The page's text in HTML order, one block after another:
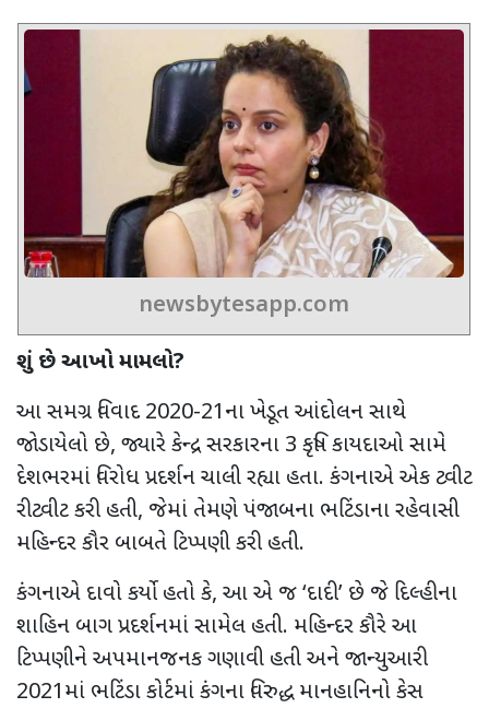
newsbytesapp.com
શું છે આખો મામલો?
આ સમગ્ર વિવાદ 2020-21ના ​​ખેડૂત આંદોલન સાથે
જોડાયેલો છે, જ્યારે કેન્દ્ર સરકારના 3 કૃષિ કાયદાઓ સામે
દેશભરમાં વિરોધ પ્રદર્શન ચાલી રહ્યા હતા. કંગનાએ એક ટ્વીટ
રીટ્વીટ કરી હતી, જેમાં તેમણે પંજાબના ભટિંડાના રહેવાસી
મહિન્દર કૌર બાબતે ટિપ્પણી કરી હતી.
કંગનાએ દાવો કર્યો હતો કે, આ એ જ‘દાદી’ છે જે દિલ્હીના
શાહિન બાગ પ્રદર્શનમાં સામેલ હતી. મહિન્દર કૌરે આ
ટિપ્પણીને અપમાનજનક ગણાવી હતી અને જાન્યુઆરી
2021માં ભટિંડા કોર્ટમાં કંગના વિરુદ્ધ માનહાનિનો કેસ